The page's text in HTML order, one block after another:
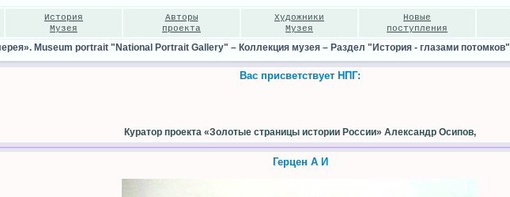
История
Музея
Авторы
проекта
Художники
Музея
Новые
поступления
Museum portrait "National Portrait Gallery" – Коллекция музея – Раздел "История - глазами потомков"
Вас присветствует НПГ:
Куратор проекта «Золотые страницы истории России» Александр Осипов,
Герцен А И